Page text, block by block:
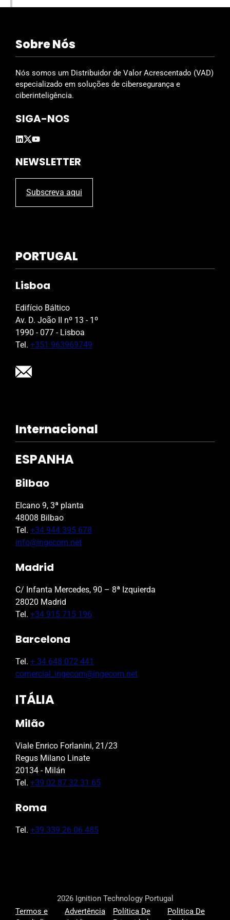
Sobre Nós
Nós somos um Distribuidor de Valor Acrescentado (VAD)
especializado em soluções de cibersegurança e
ciberinteligência.
SIGA-NOS
NEWSLETTER
Subscreva aqui
PORTUGAL
Lisboa
Edifício Báltico
Av. D. João II nº 13 - 1º
1990 - 077 - Lisboa
Tel. +351 963969749
Internacional
ESPANHA
Bilbao
Elcano 9, 3ª planta
48008 Bilbao
Tel. +34 944 395 678
info@ingecom.net
Madrid
C/ Infanta Mercedes, 90 – 8ª Izquierda
28020 Madrid
Tel. +34 915 715 196
Barcelona
Tel. + 34 648 072 441
comercial_ingecom@ingecom.net
ITÁLIA
Milão
Viale Enrico Forlanini, 21/23
Regus Milano Linate
20134 - Milán
Tel. +39 02 87 32 31 65
Roma
Tel. +39 339 26 06 485
2026 Ignition Technology Portugal
Termos e
Advertência
Política De
Politica De